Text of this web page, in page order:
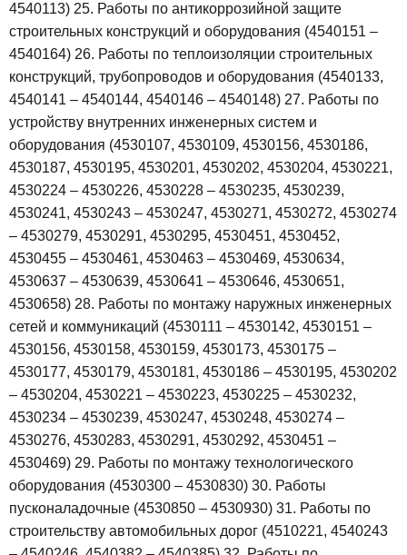
4540113) 25. Работы по антикоррозийной защите
строительных конструкций и оборудования (4540151 –
4540164) 26. Работы по теплоизоляции строительных
конструкций, трубопроводов и оборудования (4540133,
4540141 – 4540144, 4540146 – 4540148) 27. Работы по
устройству внутренних инженерных систем и
оборудования (4530107, 4530109, 4530156, 4530186,
4530187, 4530195, 4530201, 4530202, 4530204, 4530221,
4530224 – 4530226, 4530228 – 4530235, 4530239,
4530241, 4530243 – 4530247, 4530271, 4530272, 4530274
– 4530279, 4530291, 4530295, 4530451, 4530452,
4530455 – 4530461, 4530463 – 4530469, 4530634,
4530637 – 4530639, 4530641 – 4530646, 4530651,
4530658) 28. Работы по монтажу наружных инженерных
сетей и коммуникаций (4530111 – 4530142, 4530151 –
4530156, 4530158, 4530159, 4530173, 4530175 –
4530177, 4530179, 4530181, 4530186 – 4530195, 4530202
– 4530204, 4530221 – 4530223, 4530225 – 4530232,
4530234 – 4530239, 4530247, 4530248, 4530274 –
4530276, 4530283, 4530291, 4530292, 4530451 –
4530469) 29. Работы по монтажу технологического
оборудования (4530300 – 4530830) 30. Работы
пусконаладочные (4530850 – 4530930) 31. Работы по
строительству автомобильных дорог (4510221, 4540243